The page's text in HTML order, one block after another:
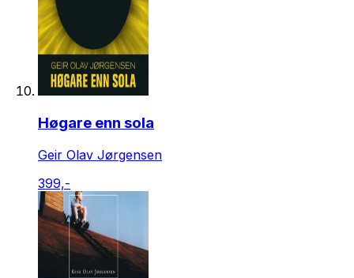
Høgare enn sola
Geir Olav Jørgensen
399,-